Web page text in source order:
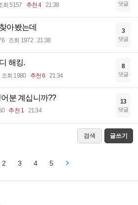
회 5157 추천 4 21:38 댓글
아봤는데
조회 1972 21:38
3
댓글
해킹.
조회 1980 추천 6 21:34
8
댓글
분 계십니까??
추천 1 21:34
13
댓글
검색 글쓰기
2 3 4 5